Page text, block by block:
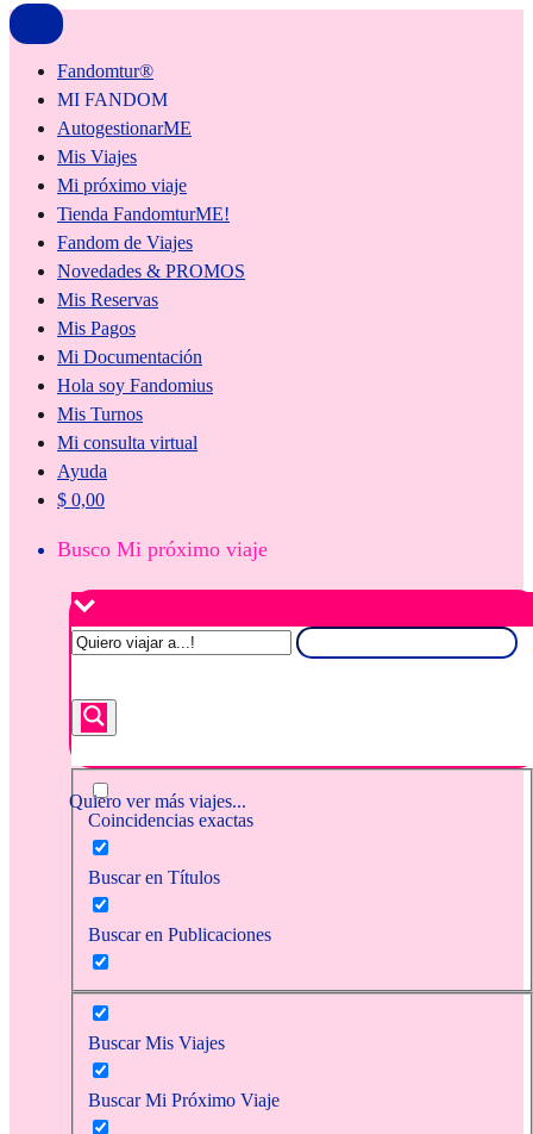
Fandomtur®
MI FANDOM
AutogestionarME
Mis Viajes
Mi próximo viaje
Tienda FandomturME!
Fandom de Viajes
Novedades & PROMOS
Mis Reservas
Mis Pagos
Mi Documentación
Hola soy Fandomius
Mis Turnos
Mi consulta virtual
Ayuda
$ 0,00
Busco Mi próximo viaje
Quiero ver más viajes...
Coincidencias exactas
Buscar en Títulos
Buscar en Publicaciones
Buscar Mis Viajes
Buscar Mi Próximo Viaje